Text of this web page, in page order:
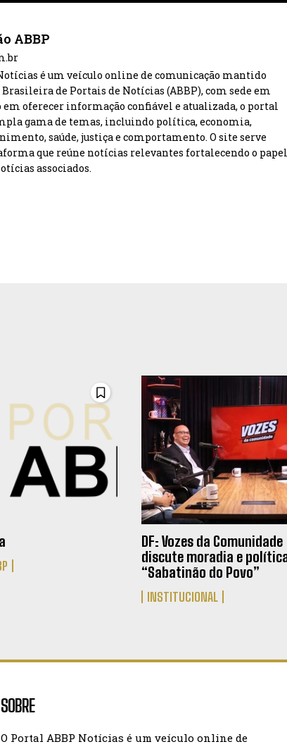
ABBP
é um veículo online de comunicação mantido
Brasileira de Portais de Notícias (ABBP), com sede em
em oferecer informação confiável e atualizada, o portal
gama de temas, incluindo política, economia,
saúde, justiça e comportamento. O site serve
que reúne notícias relevantes fortalecendo o papel
associados.
DF: Vozes da Comunidade
discute moradia e
“Sabatinão do Povo”
INSTITUCIONAL
SOBRE
O Portal ABBP Notícias é um veículo online de